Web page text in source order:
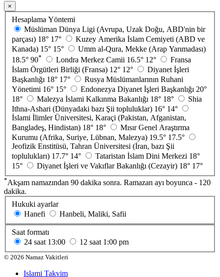
×
Hesaplama Yöntemi
Müslüman Dünya Ligi (Avrupa, Uzak Doğu, ABD'nin bir
parçası) 18° 17°
Kuzey Amerika İslam Cemiyeti (ABD ve
Kanada) 15° 15°
Umm al-Qura, Mekke (Arap Yarımadası)
18.5° 90* Londra Merkez Camii 16.5° 12°
Fransa
İslam Örgütleri Birliği (Fransa) 12° 12°
Diyanet İşleri
Başkanlığı 18° 17°
Rusya Müslümanlarının Ruhani
Yönetimi 16° 15° Endonezya Diyanet İşleri Başkanlığı 20°
18°
Malezya İslami Kalkınma Bakanlığı 18° 18°
Shia
Ithna-Ashari (Dünyadaki bazı Şii topluluklar) 16° 14°
İslami İlimler Üniversitesi, Karaçi (Pakistan, Afganistan,
Bangladeş, Hindistan) 18° 18°
Mısır Genel Araştırma
Kurumu (Afrika, Suriye, Lübnan, Malezya) 19.5° 17.5°
Jeofizik Enstitüsü, Tahran Üniversitesi (İran, bazı Şii
toplulukları) 17.7° 14° Tataristan İslam Dini Merkezi 18°
15°
Diyanet İşleri ve Vakıflar Bakanlığı (Cezayir) 18° 17°
*Akşam namazından 90 dakika sonra. Ramazan ayı boyunca - 120
dakika.
Hukuki ayarlar
Hanefi
Hanbeli, Maliki, Safii
Saat formatı
24 saat 13:00 12 saat 1:00 pm
© 2026 Namaz Vakitleri
Islami Takvim